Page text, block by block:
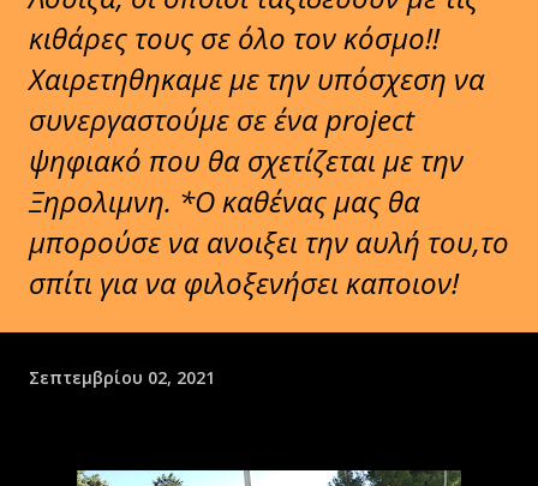
κιθάρες τους σε όλο τον κόσμο!!
Χαιρετηθηκαμε με την υπόσχεση να
συνεργαστούμε σε ένα project
ψηφιακό που θα σχετίζεται με την
Ξηρολιμνη. *Ο καθένας μας θα
μπορούσε να ανοιξει την αυλή του,το
σπίτι για να φιλοξενήσει καποιον!
Σεπτεμβρίου 02, 2021